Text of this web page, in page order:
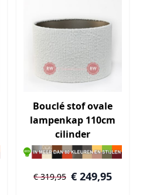
Bouclé stof ovale
lampenkap 110cm
cilinder
€ 249,95
€ 319,95